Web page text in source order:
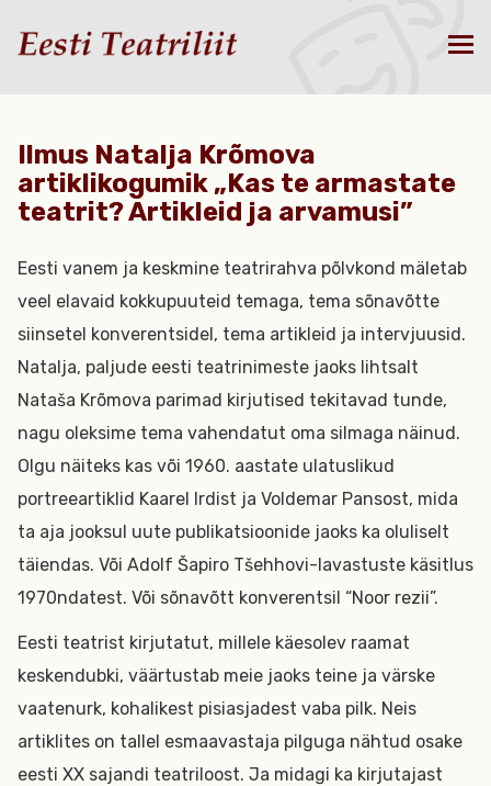
Ilmus Natalja Krõmova
artiklikogumik „Kas te armastate
teatrit? Artikleid ja arvamusi”
Eesti vanem ja keskmine teatrirahva põlvkond mäletab
veel elavaid kokkupuuteid temaga, tema sõnavõtte
siinsetel konverentsidel, tema artikleid ja intervjuusid.
Natalja, paljude eesti teatrinimeste jaoks lihtsalt
Nataša Krõmova parimad kirjutised tekitavad tunde,
nagu oleksime tema vahendatut oma silmaga näinud.
Olgu näiteks kas või 1960. aastate ulatuslikud
portreeartiklid Kaarel Irdist ja Voldemar Pansost, mida
ta aja jooksul uute publikatsioonide jaoks ka oluliselt
täiendas. Või Adolf Šapiro Tšehhovi-lavastuste käsitlus
1970ndatest. Või sõnavõtt konverentsil “Noor rezii”.
Eesti teatrist kirjutatut, millele käesolev raamat
keskendubki, väärtustab meie jaoks teine ja värske
vaatenurk, kohalikest pisiasjadest vaba pilk. Neis
artiklites on tallel esmaavastaja pilguga nähtud osake
eesti XX sajandi teatriloost. Ja midagi ka kirjutajast